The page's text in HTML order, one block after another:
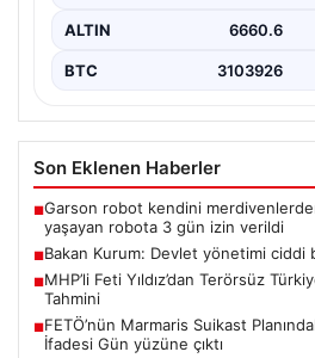
ALTIN 6660.6
BTC 3103926
Son Eklenen Haberler
■Garson robot kendini
yaşayan robota 3 gün izin verildi
■Bakan Kurum: Devlet yönetimi ciddi
■MHP’li Feti Yıldız’dan Terörsüz
Tahmini
■FETÖ’nün Marmaris Suikast
İfadesi Gün yüzüne çıktı